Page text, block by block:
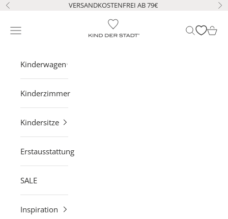
Zum Inhalt springen
Zurück VERSANDKOSTENFREI AB 79€
KIND DER STADT
Navigationsmenü öffnen Suche
Kinderwagen
Kinderzimmer
Kindersitze
Erstausstattung
SALE
Inspiration